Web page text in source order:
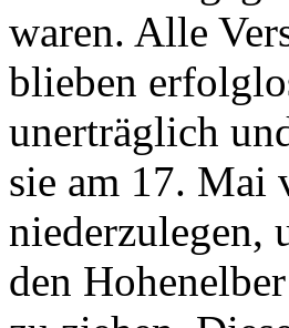
waren. Alle
blieben
unerträglich
sie am 17. Mai
niederzulegen,
den